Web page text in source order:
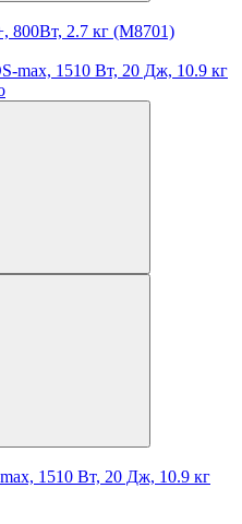
800Вт, 2.7 кг (M8701)
1510 Вт, 20 Дж, 10.9 кг